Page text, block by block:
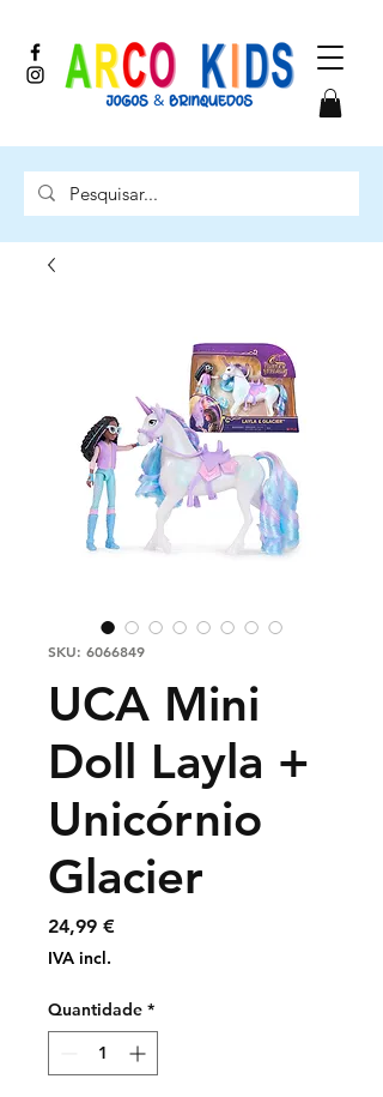
SKU: 6066849
UCA Mini
Doll Layla +
Unicórnio
Glacier
24,99 €Preço
IVA incl.
Quantidade *